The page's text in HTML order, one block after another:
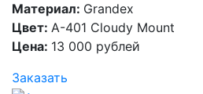
Материал: Grandex
Цвет: A-401 Cloudy Mount
Цена: 13 000 рублей
Заказать